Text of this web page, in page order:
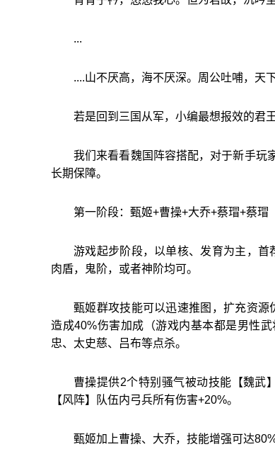
...
....山不厌高，海不厌深。周公吐哺，天
若是回到三国从军，小编最想报效的君
我们来看看魏国阵容搭配，对于新手玩
长期保障。
第一阶段：甄姬+曹操+大乔+蔡瑁+蔡瑁
游戏起步阶段，以单核、发育为主，
肉盾，鬼阶，或者神阶均可。
甄姬群攻技能可以迅速推图，扩充资
造成40%伤害加成（游戏内基本都是男性
忠、太史慈、吕布等点杀。
曹操提供2个特别骚气被动技能【魏武
【风阵】队伍内弓兵所有伤害+20%。
甄姬加上曹操、大乔，技能增强可达